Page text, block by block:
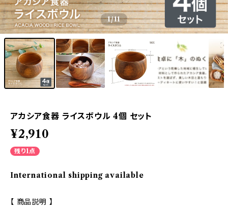
1/11
アカシア食器 ライスボウル 4個 セット
¥2,910
残り1点
International shipping available
【 商品説明 】